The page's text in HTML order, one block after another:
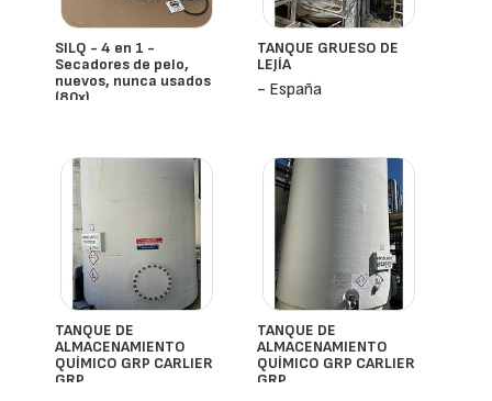
SILQ - 4 en 1 -
Secadores de pelo,
nuevos, nunca usados
(80x)
TANQUE GRUESO DE
LEJÍA
- España
TANQUE DE
ALMACENAMIENTO
QUÍMICO GRP CARLIER
GRP
TANQUE DE
ALMACENAMIENTO
QUÍMICO GRP CARLIER
GRP